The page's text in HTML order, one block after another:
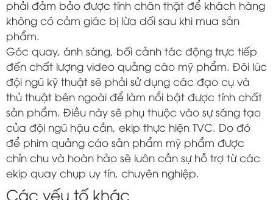
phải đảm bảo được tính chân thật để khách hàng
không có cảm giác bị lừa dối sau khi mua sản
phẩm.
Góc quay, ánh sáng, bối cảnh tác động trực tiếp
đến chất lượng video quảng cáo mỹ phẩm. Đôi lúc
đội ngũ kỹ thuật sẽ phải sử dụng các đạo cụ và
thủ thuật bên ngoài để làm nổi bật được tính chất
sản phẩm. Điều này sẽ phụ thuộc vào sự sáng tạo
của đội ngũ hậu cần, ekip thực hiện TVC. Do đó
để phim quảng cáo sản phẩm mỹ phẩm được
chỉn chu và hoàn hảo sẽ luôn cần sự hỗ trợ từ các
ekip quay chụp uy tín, chuyên nghiệp.
Các yếu tố khác